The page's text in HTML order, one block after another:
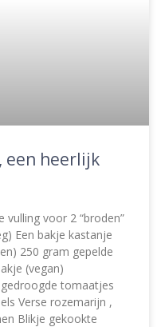
een heerlijk
voor 2 “broden”
Een bakje kastanje
250 gram gepelde
(vegan)
tomaatjes
Verse rozemarijn ,
Blikje gekookte